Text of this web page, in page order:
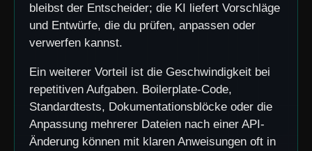
bleibst der Entscheider; die KI liefert Vorschläge
und Entwürfe, die du prüfen, anpassen oder
verwerfen kannst.
Ein weiterer Vorteil ist die Geschwindigkeit bei
repetitiven Aufgaben. Boilerplate-Code,
Standardtests, Dokumentationsblöcke oder die
Anpassung mehrerer Dateien nach einer API-
Änderung können mit klaren Anweisungen oft in